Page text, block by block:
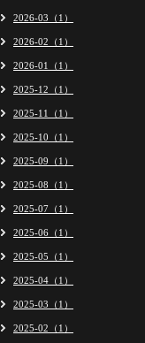
2026-03（1）
2026-02（1）
2026-01（1）
2025-12（1）
2025-11（1）
2025-10（1）
2025-09（1）
2025-08（1）
2025-07（1）
2025-06（1）
2025-05（1）
2025-04（1）
2025-03（1）
2025-02（1）